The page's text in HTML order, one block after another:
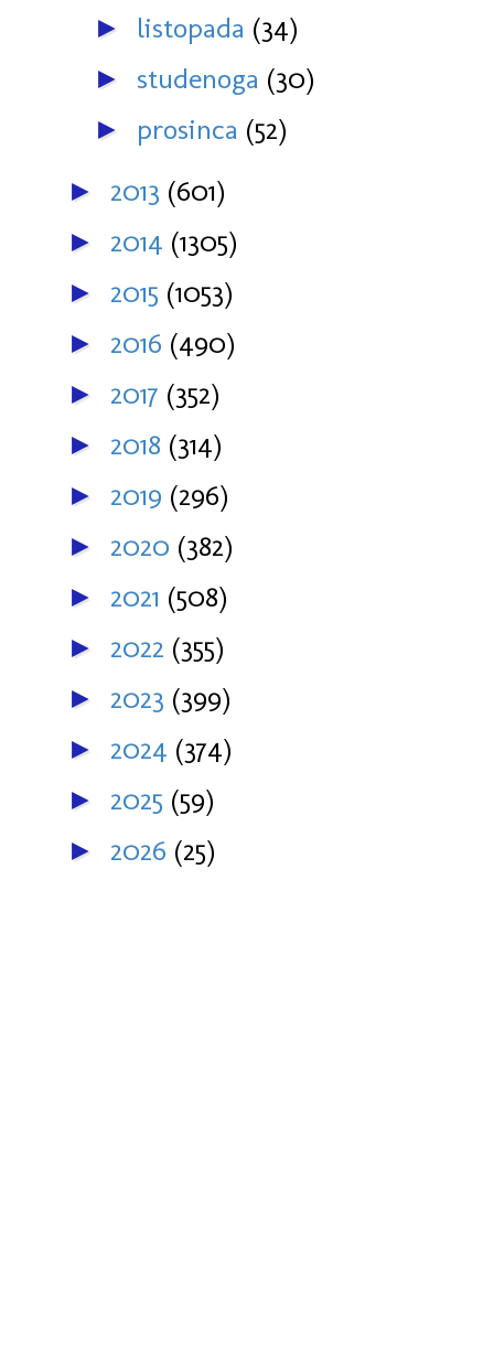
► listopada (34)
► studenoga (30)
► prosinca (52)
► 2013 (601)
► 2014 (1305)
► 2015 (1053)
► 2016 (490)
► 2017 (352)
► 2018 (314)
► 2019 (296)
► 2020 (382)
► 2021 (508)
► 2022 (355)
► 2023 (399)
► 2024 (374)
► 2025 (59)
► 2026 (25)